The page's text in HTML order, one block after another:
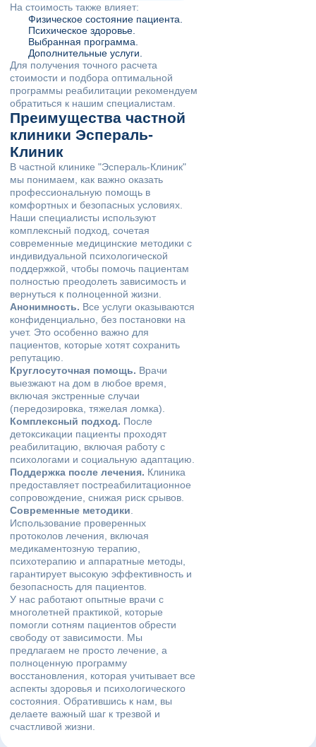
На стоимость также влияет:
Физическое состояние пациента.
Психическое здоровье.
Выбранная программа.
Дополнительные услуги.
Для получения точного расчета
стоимости и подбора оптимальной
программы реабилитации рекомендуем
обратиться к нашим специалистам.
Преимущества частной
клиники Эспераль-
Клиник
В частной клинике "Эспераль-Клиник"
мы понимаем, как важно оказать
профессиональную помощь в
комфортных и безопасных условиях.
Наши специалисты используют
комплексный подход, сочетая
современные медицинские методики с
индивидуальной психологической
поддержкой, чтобы помочь пациентам
полностью преодолеть зависимость и
вернуться к полноценной жизни.
Анонимность. Все услуги оказываются
конфиденциально, без постановки на
учет. Это особенно важно для
пациентов, которые хотят сохранить
репутацию.
Круглосуточная помощь. Врачи
выезжают на дом в любое время,
включая экстренные случаи
(передозировка, тяжелая ломка).
Комплексный подход. После
детоксикации пациенты проходят
реабилитацию, включая работу с
психологами и социальную адаптацию.
Поддержка после лечения. Клиника
предоставляет постреабилитационное
сопровождение, снижая риск срывов.
Современные методики
Использование проверенных
протоколов лечения, включая
медикаментозную терапию,
психотерапию и аппаратные методы,
гарантирует высокую эффективность и
безопасность для пациентов.
У нас работают опытные врачи с
многолетней практикой, которые
помогли сотням пациентов обрести
свободу от зависимости. Мы
предлагаем не просто лечение, а
полноценную программу
восстановления, которая учитывает все
аспекты здоровья и психологического
состояния. Обратившись к нам, вы
делаете важный шаг к трезвой и
счастливой жизни.